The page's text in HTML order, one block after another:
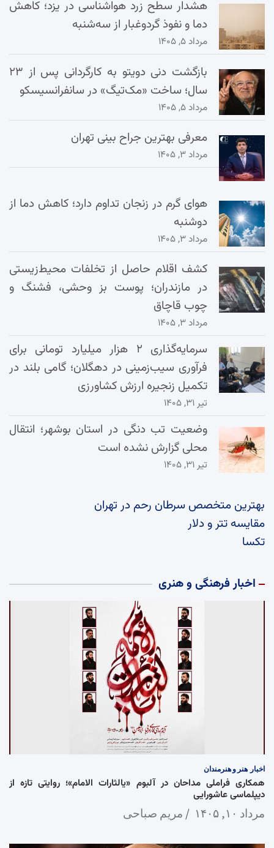
هشدار سطح زرد هواشناسی در یزد؛ کاهش
دما و نفوذ گردوغبار از سه‌شنبه
مرداد ۵, ۱۴۰۵
بازگشت دنی دویتو به کارگردانی پس از ۲۳
سال؛ ساخت «مک‌تیگ» در سانفرانسیسکو
مرداد ۵, ۱۴۰۵
معرفی بهترین جراح بینی تهران
مرداد ۳, ۱۴۰۵
هوای گرم در زنجان تداوم دارد؛ کاهش دما از
دوشنبه
مرداد ۳, ۱۴۰۵
کشف اقلام حاصل از تخلفات محیط‌زیستی
در مازندران؛ پوست بز وحشی، فشنگ و
چوب قاچاق
مرداد ۳, ۱۴۰۵
سرمایه‌گذاری ۲ هزار میلیارد تومانی برای
فرآوری سیب‌زمینی در دهگلان؛ گامی بلند در
تکمیل زنجیره ارزش کشاورزی
تیر ۳۱, ۱۴۰۵
وضعیت تب دنگی در استان بوشهر؛ انتقال
محلی گزارش نشده است
تیر ۳۱, ۱۴۰۵
بهترین متخصص سرطان رحم در تهران
مقایسه تتر و دلار
تکسا
اخبار فرهنگی و هنری
اخبار هنر و هنرمندان
همکاری فراملی مداحان در آلبوم «یالثارات الامام»؛ روایتی تازه از
دیپلماسی عاشورایی
مرداد ۱۰, ۱۴۰۵ مریم صباحی